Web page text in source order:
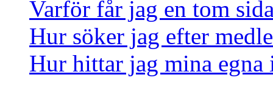
Varför får jag en tom
Hur söker jag efter
Hur hittar jag mina egna